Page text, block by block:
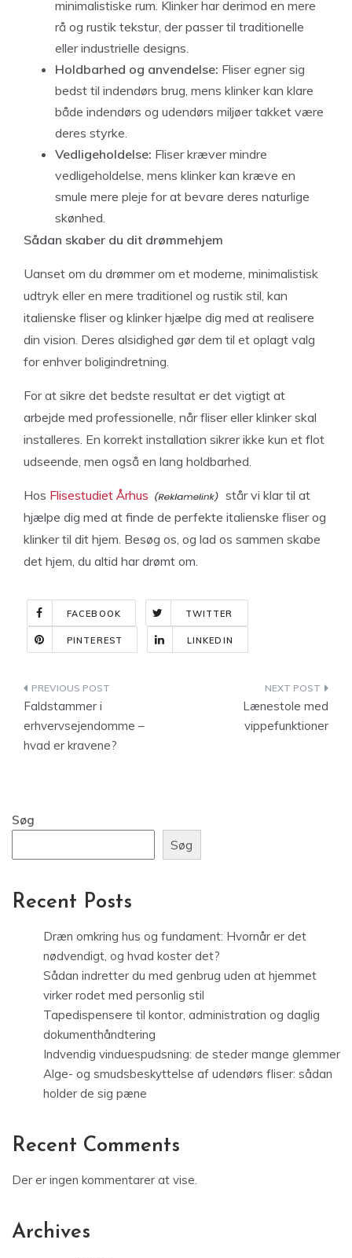
minimalistiske rum. Klinker har derimod en mere
rå og rustik tekstur, der passer til traditionelle
eller industrielle designs.
Holdbarhed og anvendelse: Fliser egner sig
bedst til indendørs brug, mens klinker kan klare
både indendørs og udendørs miljøer takket være
deres styrke.
Vedligeholdelse: Fliser kræver mindre
vedligeholdelse, mens klinker kan kræve en
smule mere pleje for at bevare deres naturlige
skønhed.
Sådan skaber du dit drømmehjem
Uanset om du drømmer om et moderne, minimalistisk
udtryk eller en mere traditionel og rustik stil, kan
italienske fliser og klinker hjælpe dig med at realisere
din vision. Deres alsidighed gør dem til et oplagt valg
for enhver boligindretning.
For at sikre det bedste resultat er det vigtigt at
arbejde med professionelle, når fliser eller klinker skal
installeres. En korrekt installation sikrer ikke kun et flot
udseende, men også en lang holdbarhed.
Hos Flisestudiet Århus
står vi klar til at
hjælpe dig med at finde de perfekte italienske fliser og
klinker til dit hjem. Besøg os, og lad os sammen skabe
det hjem, du altid har drømt om.
FACEBOOK TWITTER
PINTEREST LINKEDIN
Indlægsnavigation
Faldstammer i
erhvervsejendomme –
hvad er kravene?
Lænestole med
vippefunktioner
Søg
Søg
Recent Posts
Dræn omkring hus og fundament: Hvornår er det
nødvendigt, og hvad koster det?
Sådan indretter du med genbrug uden at hjemmet
virker rodet med personlig stil
Tapedispensere til kontor, administration og daglig
dokumenthåndtering
Indvendig vinduespudsning: de steder mange glemmer
Alge- og smudsbeskyttelse af udendørs fliser: sådan
holder de sig pæne
Recent Comments
Der er ingen kommentarer at vise.
Archives